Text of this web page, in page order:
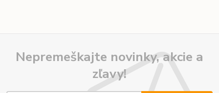
Nepremeškajte novinky, akcie a
zľavy!